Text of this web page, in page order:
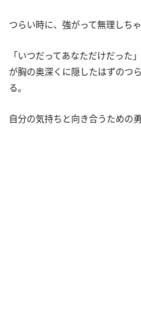
つらい時に、強がって無理しち
「いつだってあなただけだった
が胸の奥深くに隠したはずのつ
る。
自分の気持ちと向き合うための